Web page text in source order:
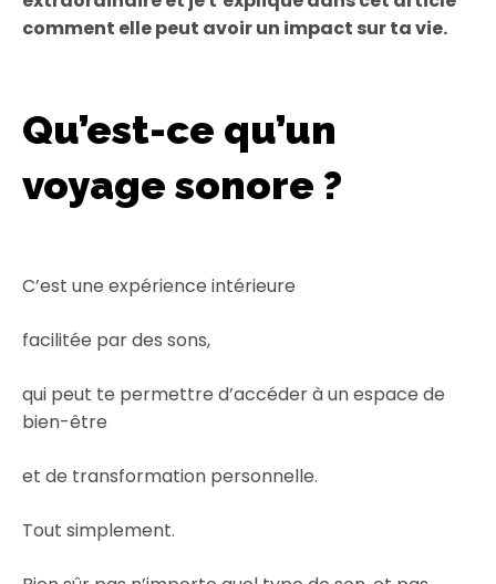
comment elle peut avoir un impact sur ta vie.
Qu’est-ce qu’un
voyage sonore ?
C’est une expérience intérieure
facilitée par des sons,
qui peut te permettre d’accéder à un espace de
bien-être
et de transformation personnelle.
Tout simplement.